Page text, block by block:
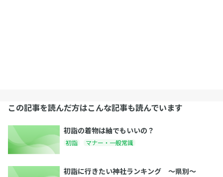
この記事を読んだ方はこんな記事も読んでいます
初詣の着物は紬でもいいの？
初詣 マナー・一般常識
初詣に行きたい神社ランキング 〜県別〜